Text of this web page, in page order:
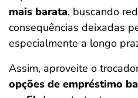
mais barata, buscando
consequências deixadas
especialmente a longo
Assim, aproveite o
opções de empréstimo